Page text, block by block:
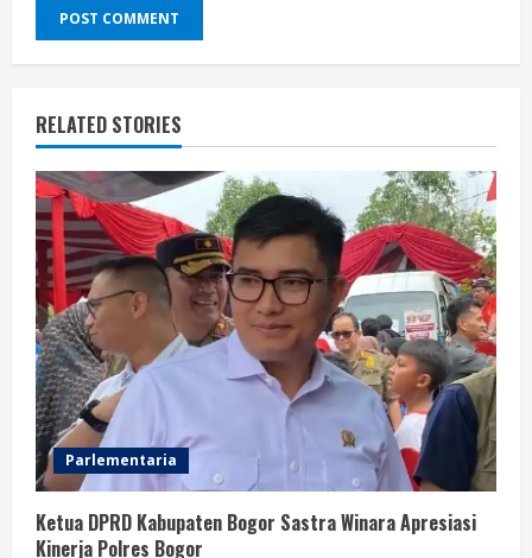
RELATED STORIES
Parlementaria
Ketua DPRD Kabupaten Bogor Sastra Winara Apresiasi
Kinerja Polres Bogor